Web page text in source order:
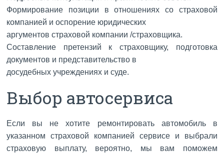
Формирование позиции в отношениях со страховой
компанией и оспорение юридических
аргументов страховой компании /страховщика.
Составление претензий к страховщику, подготовка
документов и представительство в
досудебных учреждениях и суде.
Выбор автосервиса
Если вы не хотите ремонтировать автомобиль в
указанном страховой компанией сервисе и выбрали
страховую выплату, вероятно, мы вам поможем